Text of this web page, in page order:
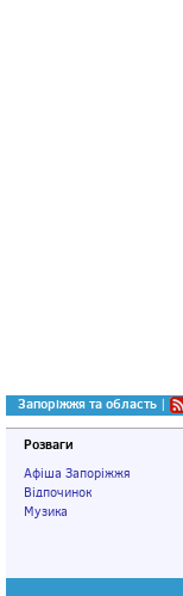
Запоріжжя та область |
Розваги
Афіша Запоріжжя
Відпочинок
Музика